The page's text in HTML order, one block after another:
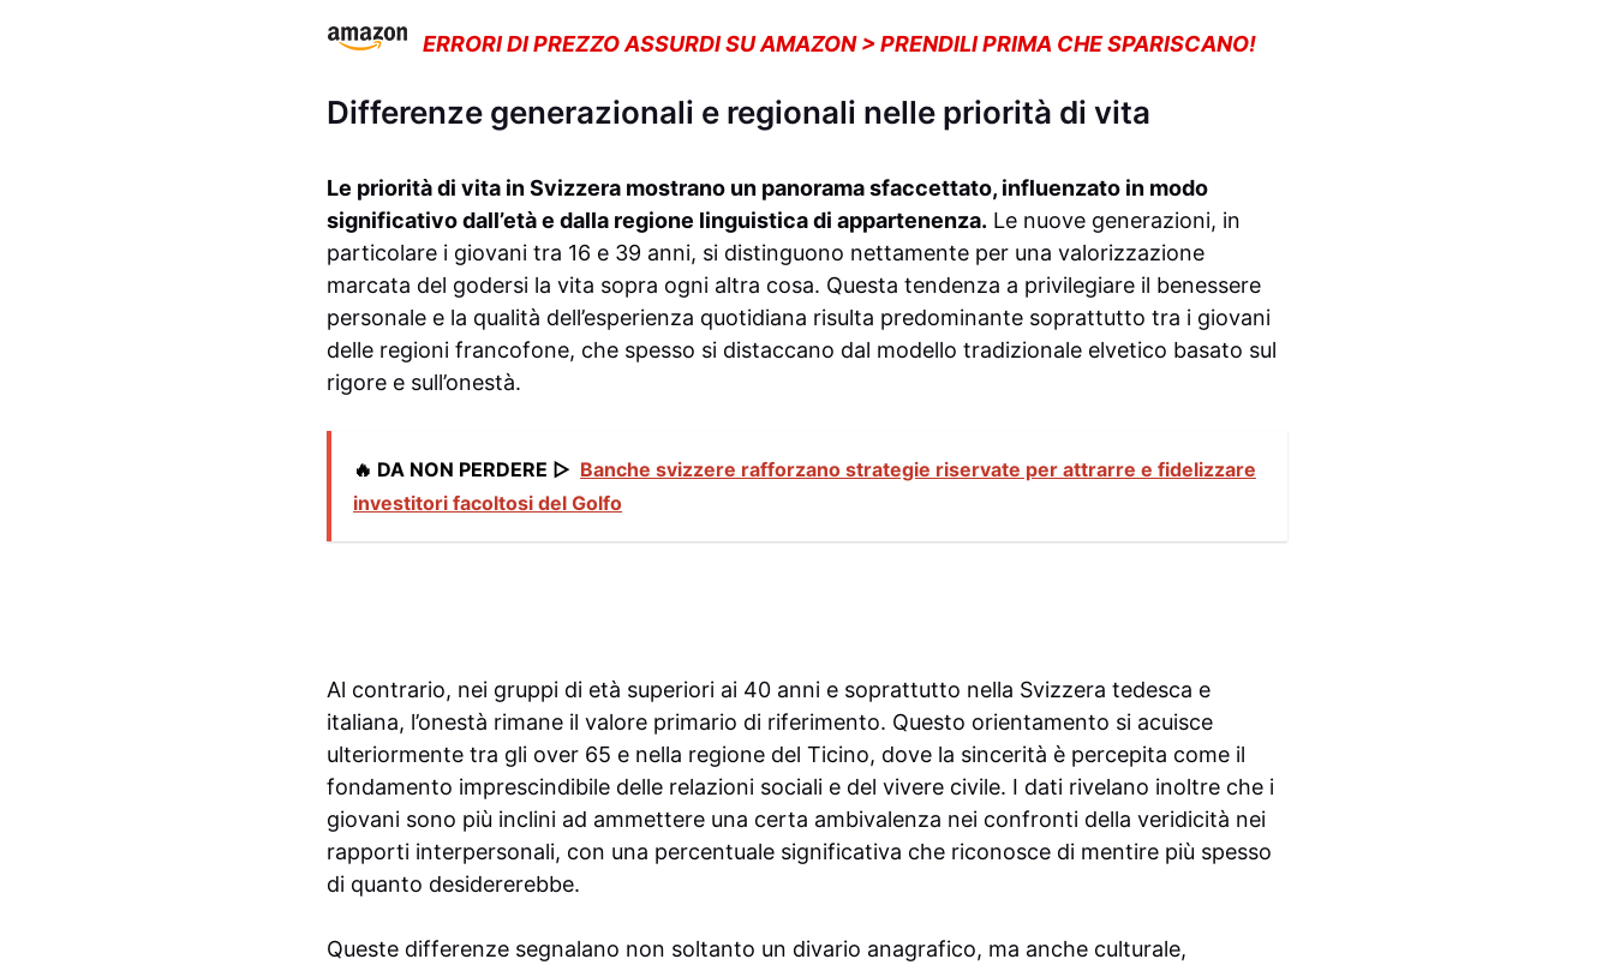
ERRORI DI PREZZO ASSURDI SU AMAZON > PRENDILI PRIMA CHE SPARISCANO!
Differenze generazionali e regionali nelle priorità di vita
Le priorità di vita in Svizzera mostrano un panorama sfaccettato, influenzato in modo
significativo dall’età e dalla regione linguistica di appartenenza. Le nuove generazioni, in
particolare i giovani tra 16 e 39 anni, si distinguono nettamente per una valorizzazione
marcata del godersi la vita sopra ogni altra cosa. Questa tendenza a privilegiare il benessere
personale e la qualità dell’esperienza quotidiana risulta predominante soprattutto tra i giovani
delle regioni francofone, che spesso si distaccano dal modello tradizionale elvetico basato sul
rigore e sull’onestà.
🔥 DA NON PERDERE ▷ Banche svizzere rafforzano strategie riservate per attrarre e fidelizzare
investitori facoltosi del Golfo
Al contrario, nei gruppi di età superiori ai 40 anni e soprattutto nella Svizzera tedesca e
italiana, l’onestà rimane il valore primario di riferimento. Questo orientamento si acuisce
ulteriormente tra gli over 65 e nella regione del Ticino, dove la sincerità è percepita come il
fondamento imprescindibile delle relazioni sociali e del vivere civile. I dati rivelano inoltre che i
giovani sono più inclini ad ammettere una certa ambivalenza nei confronti della veridicità nei
rapporti interpersonali, con una percentuale significativa che riconosce di mentire più spesso
di quanto desidererebbe.
Queste differenze segnalano non soltanto un divario anagrafico, ma anche culturale,